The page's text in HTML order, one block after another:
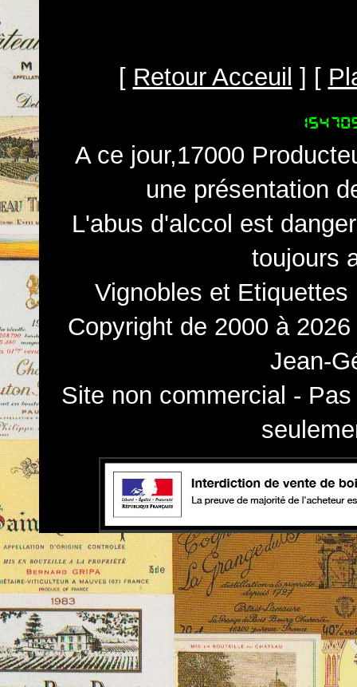
[ Retour Acceuil ] [
A ce jour,17000
une présentation
L'abus d'alccol est
toujours
Vignobles et
Copyright de 2000 à
Jean-
Site non commercial -